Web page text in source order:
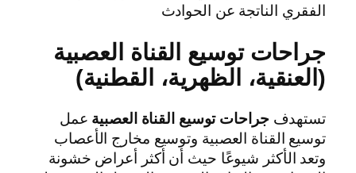
الفقري الناتجة عن الحوادث
جراحات توسيع القناة العصبية
(العنقية، الظهرية، القطنية)
تستهدفجراحات توسيع القناة العصبية عمل
توسيع القناة العصبية وتوسيع مخارج الأعصاب
وتعد الأكثر شيوعًا حيث أن أكثر أعراض خشونة